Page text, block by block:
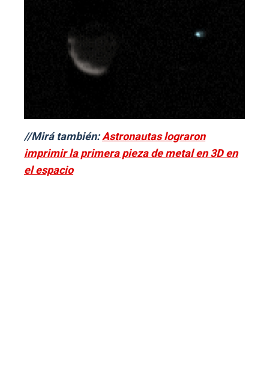
//Mirá también:Astronautas lograron
imprimir la primera pieza de metal en 3D en
el espacio